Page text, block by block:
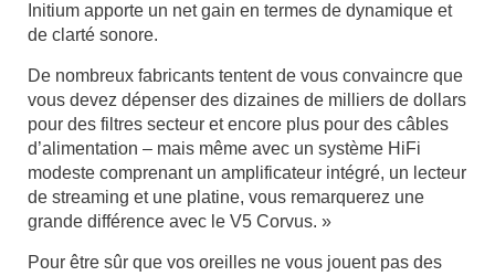
Initium apporte un net gain en termes de dynamique et
de clarté sonore.
De nombreux fabricants tentent de vous convaincre que
vous devez dépenser des dizaines de milliers de dollars
pour des filtres secteur et encore plus pour des câbles
d’alimentation – mais même avec un système HiFi
modeste comprenant un amplificateur intégré, un lecteur
de streaming et une platine, vous remarquerez une
grande différence avec le V5 Corvus. »
Pour être sûr que vos oreilles ne vous jouent pas des